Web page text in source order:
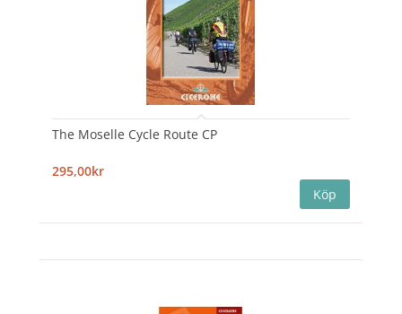
The Moselle Cycle Route CP
295,00kr